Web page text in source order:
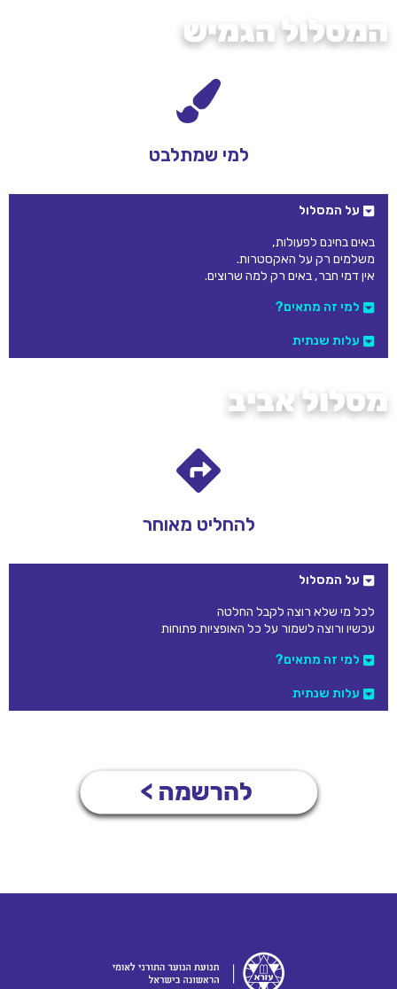
המסלול הגמיש
למי שמתלבט
התאמה אישית ומעבר
באים רק למה שרוצים ויכולים
על המסלול
באים בחינם לפעולות,
משלמים רק על האקסטרות.
אין דמי חבר, באים רק למה שרוצים.
למי זה מתאים?
עלות שנתית
מסלול אביב
להחליט מאוחר
עד פסח במסלול הגמיש
ובפסח הבחירה מתחדשת!
על המסלול
לכל מי שלא רוצה לקבל החלטה
עכשיו ורוצה לשמור על כל האופציות פתוחות
למי זה מתאים?
עלות שנתית